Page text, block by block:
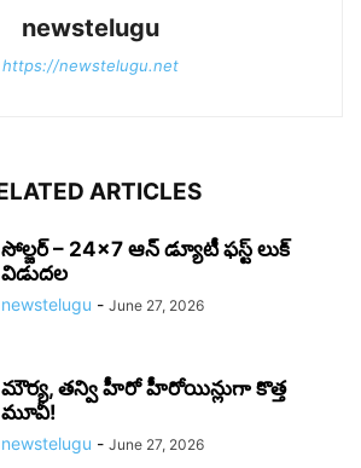
newstelugu
https://newstelugu.net
ARTICLES
సోల్జర్ – 24×7 ఆన్ డ్యూటీ ఫస్ట్ లుక్
విడుదల
newstelugu - June 27, 2026
మౌర్య‌, త‌న్వి హీరో హీరోయిన్లుగా కొత్త
మూవీ!
newstelugu - June 27, 2026